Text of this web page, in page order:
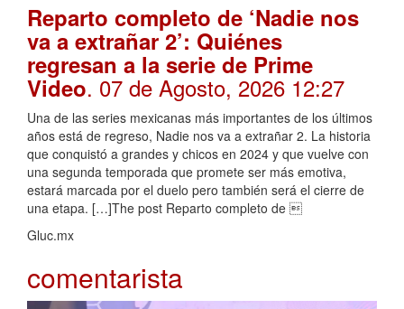
Reparto completo de ‘Nadie nos
va a extrañar 2’: Quiénes
regresan a la serie de Prime
Video. 07 de Agosto, 2026 12:27
Una de las series mexicanas más importantes de los últimos
años está de regreso, Nadie nos va a extrañar 2. La historia
que conquistó a grandes y chicos en 2024 y que vuelve con
una segunda temporada que promete ser más emotiva,
estará marcada por el duelo pero también será el cierre de
una etapa. […]The post Reparto completo de 
Gluc.mx
comentarista